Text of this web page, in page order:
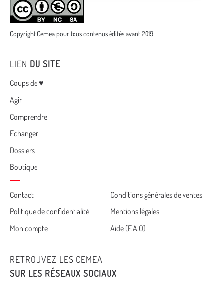
Copyright Cemea pour tous contenus édités avant 2019
LIEN DU SITE
Menu
Coups de ♥
Agir
Comprendre
Echanger
Dossiers
Boutique
Cemea
footer
Contact
Conditions générales de ventes
Politique de confidentialité
Mentions légales
Mon compte
Aide (F.A.Q)
RETROUVEZ LES CEMEA
SUR LES RÉSEAUX SOCIAUX